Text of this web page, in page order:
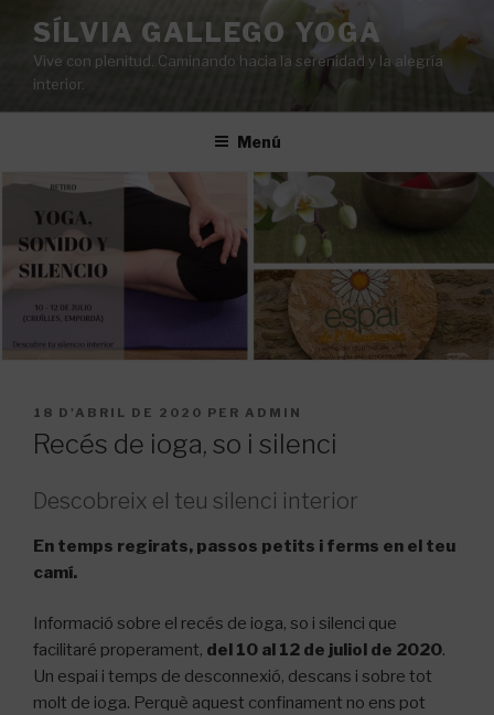
contingut
SÍLVIA GALLEGO YOGA
Vive con plenitud. Caminando hacia la serenidad y la alegría
interior.
Menú
PUBLICAT
A
18 D'ABRIL DE 2020 PER ADMIN
Recés de ioga, so i silenci
Descobreix el teu silenci interior
En temps regirats, passos petits i ferms en el teu
camí.
Informació sobre el recés de ioga, so i silenci que
facilitaré properament, del 10 al 12 de juliol de 2020.
Un espai i temps de desconnexió, descans i sobre tot
molt de ioga. Perquè aquest confinament no ens pot